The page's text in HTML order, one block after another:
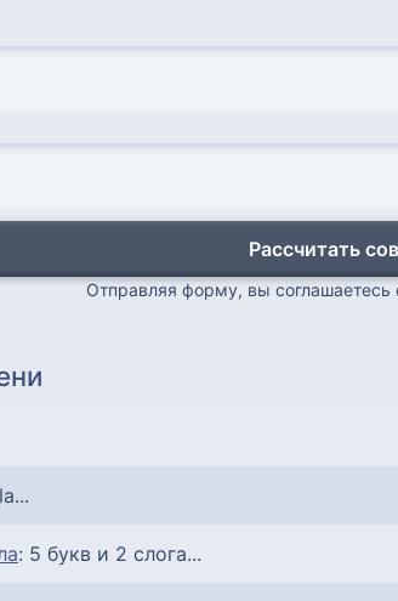
Рассчитать
Отправляя форму, вы соглашаетесь
: 5 букв и 2 слога...